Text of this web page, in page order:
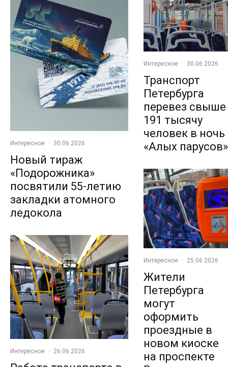
Интересное · 30.06.2026
Новый тираж
«Подорожника»
посвятили 55-летию
закладки атомного
ледокола
Интересное · 26.06.2026
Интересное · 30.06.2026
Транспорт
Петербурга
перевез свыше
191 тысячу
человек в ночь
«Алых парусов»
Интересное · 25.06.2026
Жители
Петербурга
могут
оформить
проездные в
новом киоске
на проспекте